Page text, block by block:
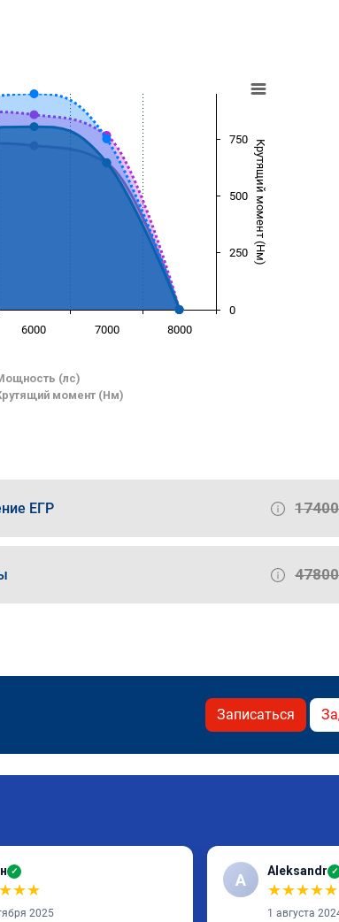
Крутящий момент (Нм)
(лс)
момент (Нм)
6000 7000 8000
0
250
500
750
ЕГР 17400
47800
Записаться
✓
★★★
2025
A Aleksandr ✓
★★★★★
1 августа